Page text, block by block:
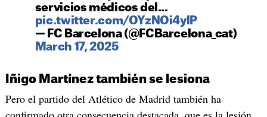
servicios médicos del...
pic.twitter.com/OYzNOi4ylP
— FC Barcelona (@FCBarcelona_cat)
March 17, 2025
Iñigo Martínez también se lesiona
Pero el partido del Atlético de Madrid también ha